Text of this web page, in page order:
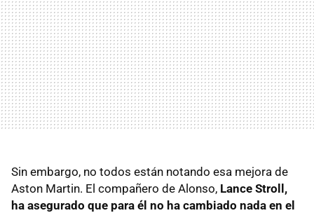
Sin embargo, no todos están notando esa mejora de
Aston Martin. El compañero de Alonso, Lance Stroll,
ha asegurado que para él no ha cambiado nada en el